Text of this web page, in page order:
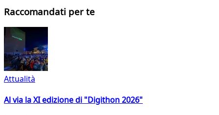
Raccomandati per te
Attualità
Al via la XI edizione di "Digithon 2026"